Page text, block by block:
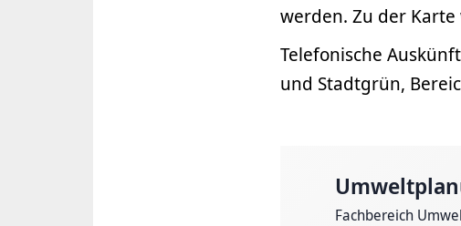
werden. Zu der
Telefonische
und Stadtgrün,
Fachbereich